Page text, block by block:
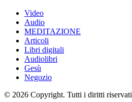
Video
Audio
MEDITAZIONE
Articoli
Libri digitali
Audiolibri
Gesù
Negozio
© 2026 Copyright. Tutti i diritti riservati